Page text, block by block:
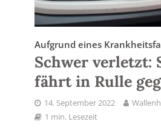
Aufgrund eines
Schwer verletzt:
fährt in Rulle
14. September 2022
1 min. Lesezeit